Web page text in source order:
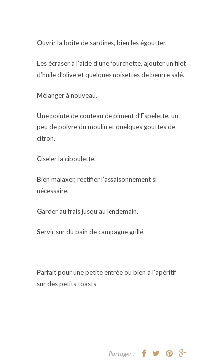
Ouvrir la boîte de sardines, bien les égoutter.
Les écraser à l’aide d’une fourchette, ajouter un filet
d’huile d’olive et quelques noisettes de beurre salé.
Mélanger à nouveau.
Une pointe de couteau de piment d’Espelette, un
peu de poivre du moulin et quelques gouttes de
citron.
Ciseler la ciboulette.
Bien malaxer, rectifier l’assaisonnement si
nécessaire.
Garder au frais jusqu’au lendemain.
Servir sur du pain de campagne grillé.
Parfait pour une petite entrée ou bien à l’apéritif
sur des petits toasts
Partager :